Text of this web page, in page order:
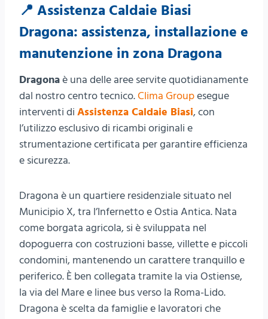
📍 Assistenza Caldaie Biasi
Dragona: assistenza, installazione e
manutenzione in zona Dragona
Dragonaè una delle aree servite quotidianamente
dal nostro centro tecnico.Clima Groupesegue
interventi di Assistenza Caldaie Biasi, con
l’utilizzo esclusivo di ricambi originali e
strumentazione certificata per garantire efficienza
e sicurezza.
Dragona è un quartiere residenziale situato nel
Municipio X, tra l’Infernetto e Ostia Antica. Nata
come borgata agricola, si è sviluppata nel
dopoguerra con costruzioni basse, villette e piccoli
condomini, mantenendo un carattere tranquillo e
periferico. È ben collegata tramite la via Ostiense,
la via del Mare e linee bus verso la Roma-Lido.
Dragona è scelta da famiglie e lavoratori che